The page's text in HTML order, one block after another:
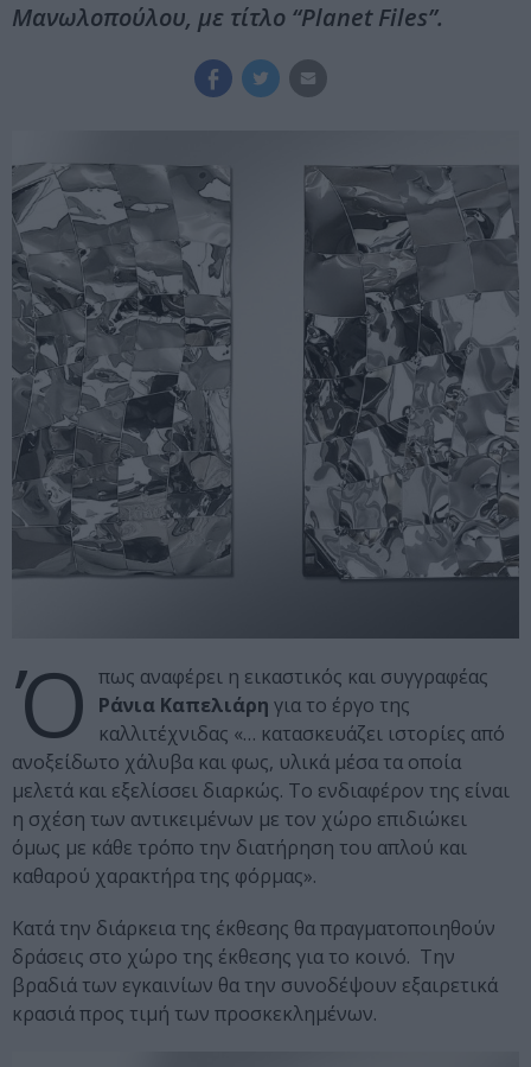
Μανωλοπούλου, με τίτλο “Planet Files”.
Ό πως αναφέρει η εικαστικός και συγγραφέας
Ράνια Καπελιάρη για το έργο της
καλλιτέχνιδας «… κατασκευάζει ιστορίες από
ανοξείδωτο χάλυβα και φως, υλικά μέσα τα οποία
μελετά και εξελίσσει διαρκώς. Το ενδιαφέρον της είναι
η σχέση των αντικειμένων με τον χώρο επιδιώκει
όμως με κάθε τρόπο την διατήρηση του απλού και
καθαρού χαρακτήρα της φόρμας».
Κατά την διάρκεια της έκθεσης θα πραγματοποιηθούν
δράσεις στο χώρο της έκθεσης για το κοινό. Την
βραδιά των εγκαινίων θα την συνοδέψουν εξαιρετικά
κρασιά προς τιμή των προσκεκλημένων.